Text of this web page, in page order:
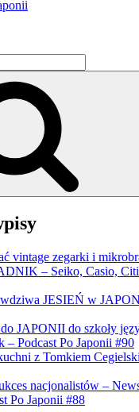
vintage zegarki i
– Seiko, Casio,
JESIEŃ w
JAPONII do szkoły
– Podcast Po Japonii #90
z Tomkiem
nacjonalistów –
Po Japonii #88